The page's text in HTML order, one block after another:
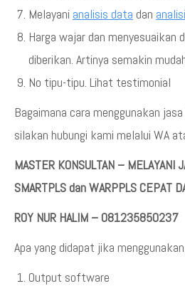
Melayani analisis data dan
Harga wajar dan menyesuaikan
diberikan. Artinya semakin
No tipu-tipu. Lihat testimonial
Bagaimana cara menggunakan
silakan hubungi kami melalui WA
MASTER KONSULTAN – MELAYANI
SMARTPLS dan WARPPLS CEPAT
ROY NUR HALIM – 081235850237
Apa yang didapat jika
Output software